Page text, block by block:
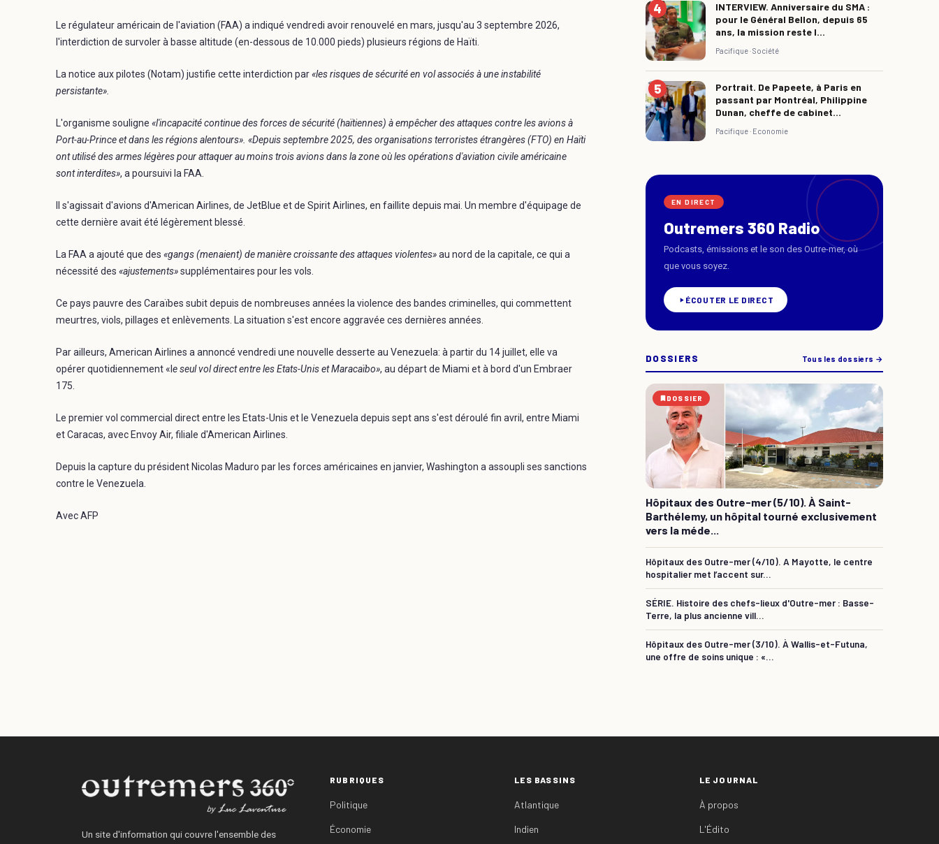
Le régulateur américain de l'aviation (FAA) a indiqué vendredi avoir renouvelé en mars, jusqu'au 3 septembre 2026,
l'interdiction de survoler à basse altitude (en-dessous de 10.000 pieds) plusieurs régions de Haïti.
La notice aux pilotes (Notam) justifie cette interdiction par«les risques de sécurité en vol associés à une instabilité
persistante».
L'organisme souligne «l'incapacité continue des forces de sécurité (haïtiennes) à empêcher des attaques contre les avions à
Port-au-Prince et dans les régions alentours». «Depuis septembre 2025, des organisations terroristes étrangères (FTO) en Haïti
ont utilisé des armes légères pour attaquer au moins trois avions dans la zone où les opérations d'aviation civile américaine
sont interdites», a poursuivi la FAA.
Il s'agissait d'avions d'American Airlines, de JetBlue et de Spirit Airlines, en faillite depuis mai. Un membre d'équipage de
cette dernière avait été légèrement blessé.
La FAA a ajouté que des «gangs (menaient) de manière croissante des attaques violentes»au nord de la capitale, ce qui a
nécessité des «ajustements»supplémentaires pour les vols.
Ce pays pauvre des Caraïbes subit depuis de nombreuses années la violence des bandes criminelles, qui commettent
meurtres, viols, pillages et enlèvements. La situation s'est encore aggravée ces dernières années.
Par ailleurs, American Airlines a annoncé vendredi une nouvelle desserte au Venezuela: à partir du 14 juillet, elle va
opérer quotidiennement «l e seul vol direct entre les Etats-Unis et Maracaïbo», au départ de Miami et à bord d'un Embraer
175.
Le premier vol commercial direct entre les Etats-Unis et le Venezuela depuis sept ans s'est déroulé fin avril, entre Miami
et Caracas, avec Envoy Air, filiale d'American Airlines.
Depuis la capture du président Nicolas Maduro par les forces américaines en janvier, Washington a assoupli ses sanctions
contre le Venezuela.
Avec AFP
INTERVIEW. Anniversaire du SMA :
pour le Général Bellon, depuis 65
ans, la mission reste l...
Pacifique ·Société
Portrait. De Papeete, à Paris en
passant par Montréal, Philippine
Dunan, cheffe de cabinet...
Pacifique · Economie
EN DIRECT
Outremers 360 Radio
Podcasts, émissions et le son des Outre-mer, où
que vous soyez.
ÉCOUTER LE DIRECT
DOSSIERS Tous les dossiers →
DOSSIER
Hôpitaux des Outre-mer (5/10). À Saint-
Barthélemy, un hôpital tourné exclusivement
vers la méde...
Hôpitaux des Outre-mer (4/10). A Mayotte, le centre
hospitalier met l’accent sur...
SÉRIE. Histoire des chefs-lieux d'Outre-mer : Basse-
Terre, la plus ancienne vill...
Hôpitaux des Outre-mer (3/10). À Wallis-et-Futuna,
une offre de soins unique : «...
Un site d'information qui couvre l'ensemble des
RUBRIQUES
Politique
Économie
LES BASSINS
Atlantique
Indien
LE JOURNAL
À propos
L'Édito